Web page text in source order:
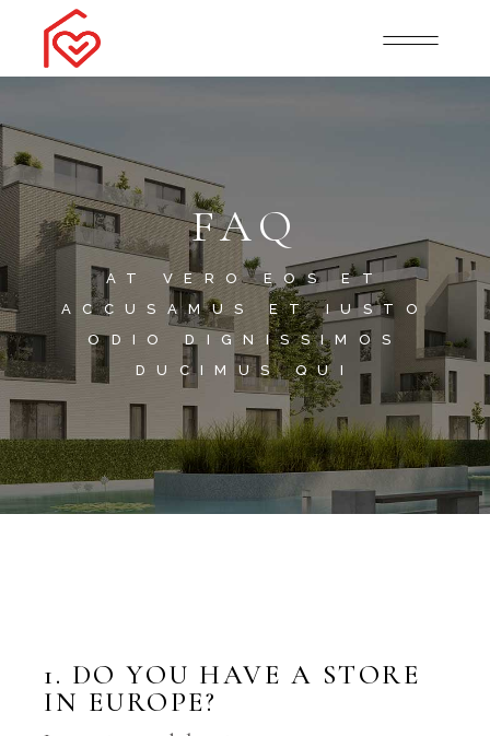
FAQ
AT VERO EOS ET
ACCUSAMUS ET IUSTO
ODIO DIGNISSIMOS
DUCIMUS QUI
1. DO YOU HAVE A STORE
IN EUROPE?